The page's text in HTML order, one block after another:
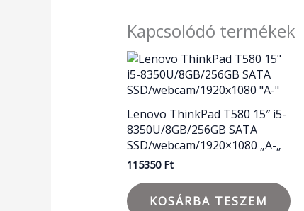
Kapcsolódó termékek
Lenovo ThinkPad T580 15″ i5-
8350U/8GB/256GB SATA
SSD/webcam/1920×1080 „A-„
115350 Ft
KOSÁRBA TESZEM